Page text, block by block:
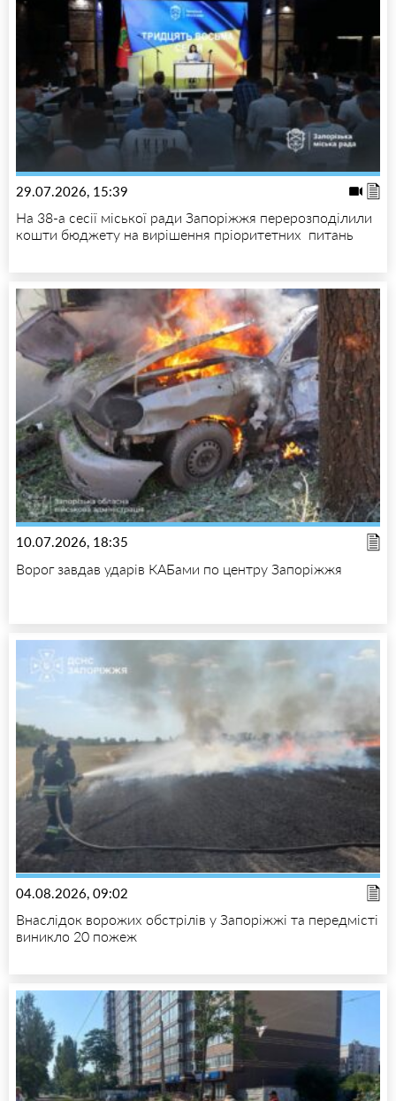
29.07.2026, 15:39
На 38-а сесії міської ради Запоріжжя перерозподілили
кошти бюджету на вирішення пріоритетних питань
10.07.2026, 18:35
Ворог завдав ударів КАБами по центру Запоріжжя
04.08.2026, 09:02
Внаслідок ворожих обстрілів у Запоріжжі та передмісті
виникло 20 пожеж